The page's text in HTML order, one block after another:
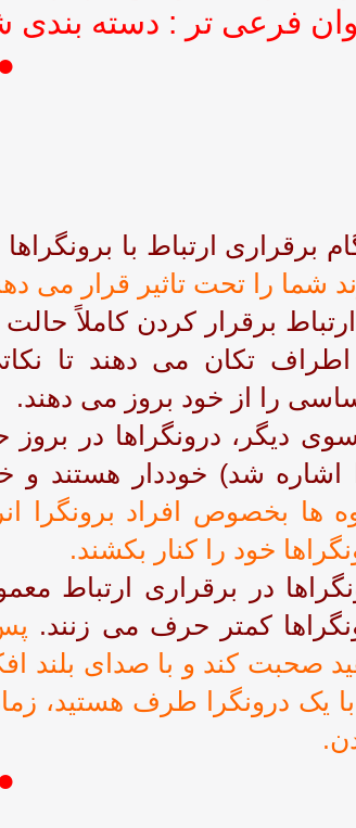
فرعی تر : دسته بندی
برقراری ارتباط با
شما را تحت تاثیر قرار می
برقرار کردن کاملاً
اطراف تکان می دهند تا
را از خود بروز می دهند.
سوی دیگر، درونگراها در
اشاره شد) خوددار هستند و
ها بخصوص افراد
خود را کنار بکشند.
در برقراری ارتباط
کمتر حرف می زنند.
صحبت کند و با صدای بلند
یک درونگرا طرف هستید،